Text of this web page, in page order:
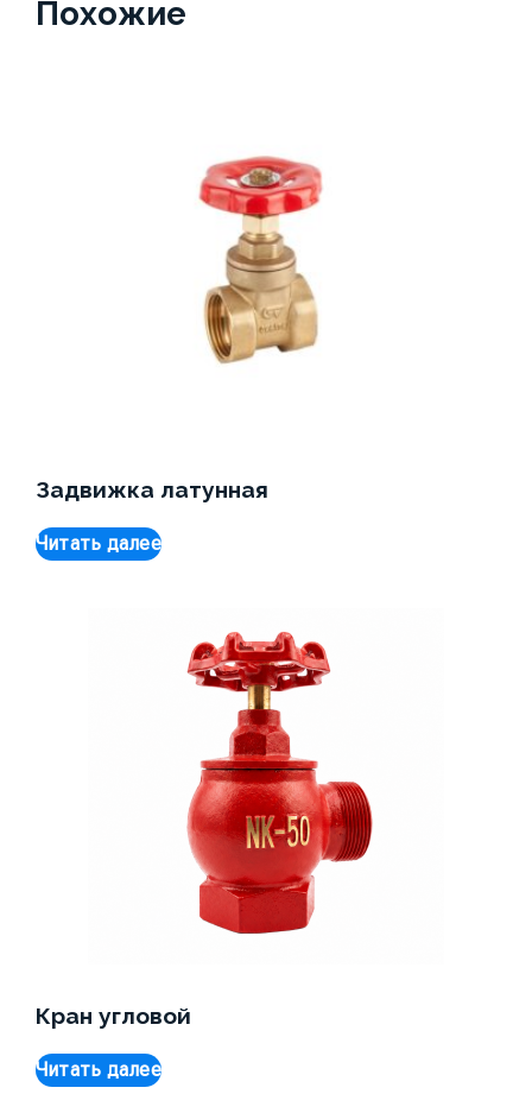
Похожие
Задвижка латунная
Читать далее
Кран угловой
Читать далее